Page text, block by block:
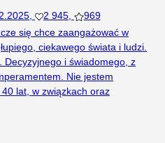
, 2 945,
969
się chce zaangażować w
ciekawego świata i ludzi.
Decyzyjnego i świadomego, z
Nie jestem
lat, w związkach oraz